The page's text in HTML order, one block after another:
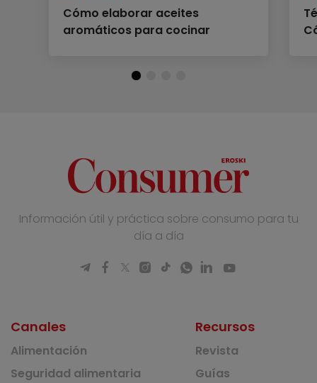
Cómo elaborar aceites
aromáticos para cocinar
Información útil y práctica sobre consumo para tu
día a día
Canales
Alimentación
Seguridad alimentaria
Recursos
Revista
Guías